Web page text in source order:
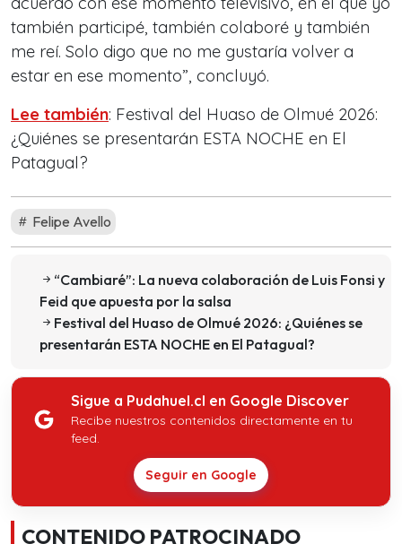
también participé, también colaboré y también
me reí. Solo digo que no me gustaría volver a
estar en ese momento”, concluyó.
Lee también: Festival del Huaso de Olmué 2026:
¿Quiénes se presentarán ESTA NOCHE en El
Patagual?
Felipe Avello
“Cambiaré”: La nueva colaboración de Luis Fonsi y
Feid que apuesta por la salsa
Festival del Huaso de Olmué 2026: ¿Quiénes se
presentarán ESTA NOCHE en El Patagual?
Sigue a Pudahuel.cl en Google Discover
Recibe nuestros contenidos directamente en tu
feed.
Seguir en Google
CONTENIDO PATROCINADO